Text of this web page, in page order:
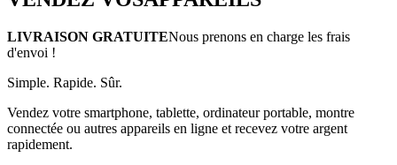
LIVRAISON GRATUITENous prenons en charge les frais
d'envoi !
Simple. Rapide. Sûr.
Vendez votre smartphone, tablette, ordinateur portable, montre
connectée ou autres appareils en ligne et recevez votre argent
rapidement.